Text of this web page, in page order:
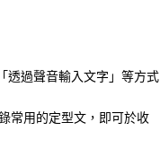
透過聲音輸入文字」等方式
常用的定型文，即可於收